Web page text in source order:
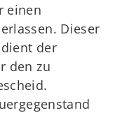
einen
Dieser
der
den zu